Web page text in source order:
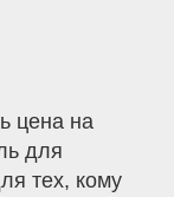
цена на
для
тех, кому